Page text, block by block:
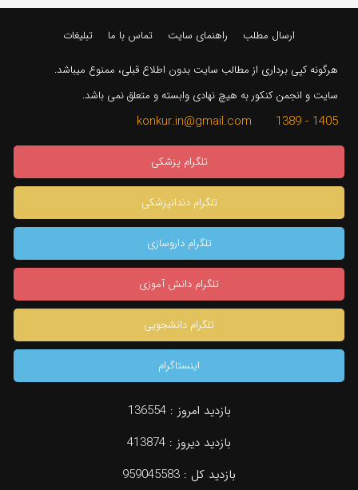
ارسال مطلب راهنمای سایت تماس با ما تبلیغات
هرگونه کپی برداری از مطالب سایت بدون اطلاع قبلی، ممنوع میباشد.
سایت و انجمن کنکور به هیچ نهادی وابسته و متعلق نمی باشد.
1405 - 1389 konkur.in@gmail.com
تلگرام پزشکی
تلگرام دندانپزشکی
تلگرام داروسازی
تلگرام دانش آموزی
تلگرام دانشجویی
اینستاگرام
بازدید امروز :136554
بازدید دیروز : 413874
بازدید کل : 959045583